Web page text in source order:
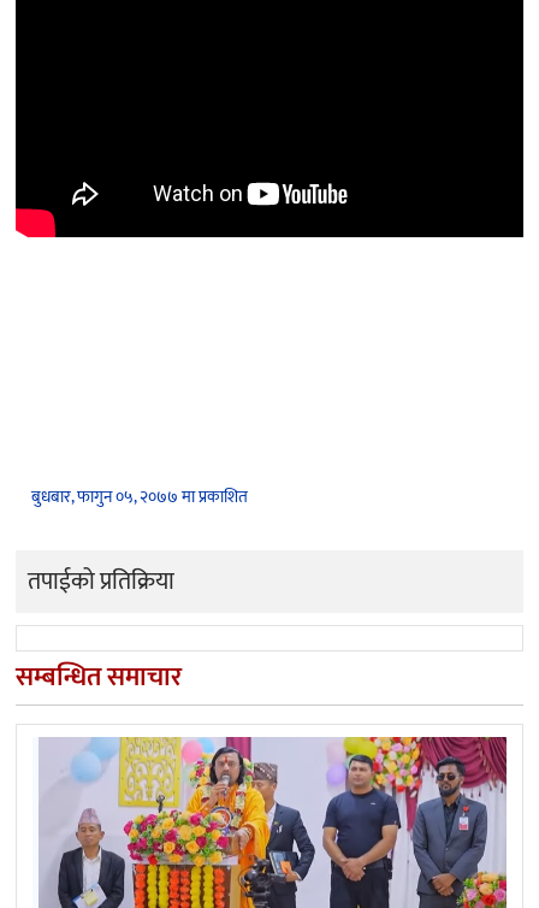
बुधबार, फागुन ०५, २०७७ मा प्रकाशित
तपाईको प्रतिक्रिया
सम्बन्धित समाचार